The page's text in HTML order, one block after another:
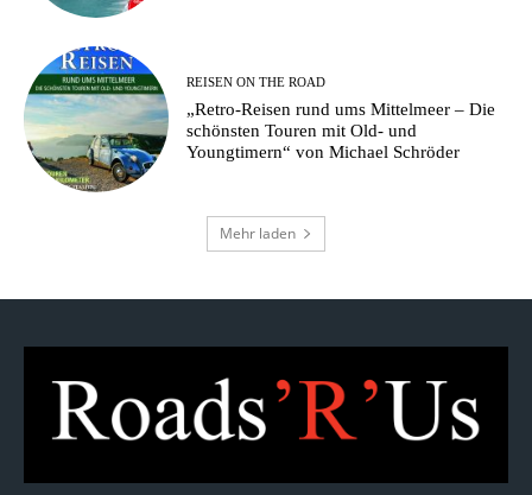
REISEN ON THE ROAD
„Retro-Reisen rund ums Mittelmeer – Die
schönsten Touren mit Old- und
Youngtimern“ von Michael Schröder
Mehr laden